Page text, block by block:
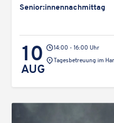
Senior:innennachmittag
10
AUG
14:00 - 16:00 Uhr
Veranstaltungsort:
Tages­be­treu­ung im